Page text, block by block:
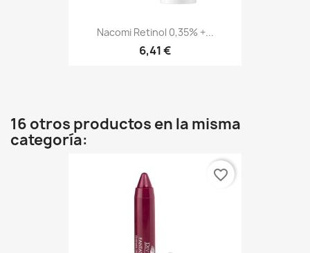
Nacomi Retinol 0,35% +...
6,41 €
16 otros productos en la misma
categoría:
favorite_border